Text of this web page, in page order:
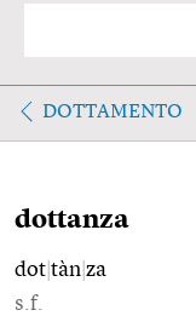
DOTTAMENTO
dottanza
dot tàn za
s.f.